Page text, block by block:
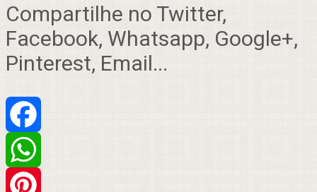
Compartilhe no Twitter,
Facebook, Whatsapp, Google+,
Pinterest, Email...
Facebook
WhatsApp